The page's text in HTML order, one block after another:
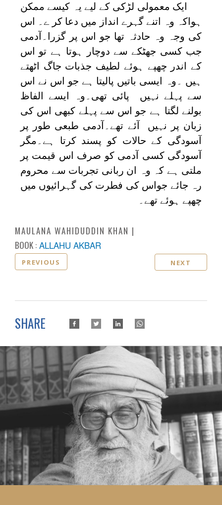
ایک معمولی لڑکی کے لیے یہ کیسے ممکن
ہواکہ وہ اتنے گہرے انداز میں دعا کر ے۔ اس
کی وجہ وہ حادثہ تھا جو اس پر گزرا۔آدمی
جب کسی جھٹکے سے دوچار ہوتا ہے تو اس
کے اندر چھپے ہوئے لطیف جذبات جاگ اٹھتے
ہیں ۔وہ ایسی باتیں پالیتا ہے جو اس نے اس
سے پہلے نہیں پائی تھی۔وہ ایسے الفاظ
بولنے لگتا ہے جو اس سے پہلے کبھی اس کی
زبان پر نہیں آئے تھے۔آدمی طبعی طور پر
آسودگی کے حالات کو پسند کرتا ہے۔مگر
آسودگی کسی آدمی کو صرف اس قیمت پر
ملتی ہے کہ وہ ان ربانی تجربات سے محروم
رہ جائے جواس کی فطرت کی گہرائیوں میں
چھپے ہوئے تھے۔
MAULANA WAHIDUDDIN KHAN
BOOK : ALLAHU AKBAR
PREVIOUS NEXT
SHARE